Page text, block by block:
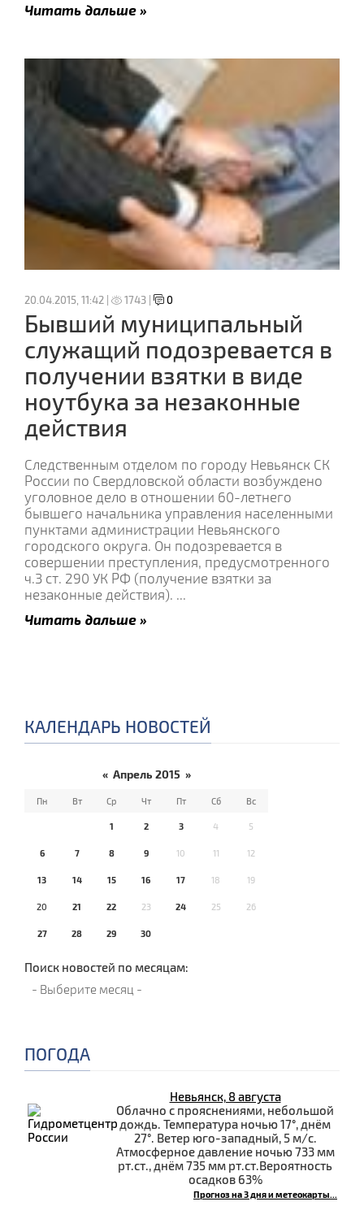
Читать дальше »
20.04.2015, 11:42 | 1743 | 0
Бывший муниципальный
служащий подозревается в
получении взятки в виде
ноутбука за незаконные
действия
Следственным отделом по городу Невьянск СК
России по Свердловской области возбуждено
уголовное дело в отношении 60-летнего
бывшего начальника управления населенными
пунктами администрации Невьянского
городского округа. Он подозревается в
совершении преступления, предусмотренного
ч.3 ст. 290 УК РФ (получение взятки за
незаконные действия). ...
Читать дальше »
КАЛЕНДАРЬ НОВОСТЕЙ
« Апрель 2015 »
Пн Вт Ср Чт Пт Сб Вс
1 2 3 4 5
6 7 8 9 10 11 12
13 14 15 16 17 18 19
20 21 22 23 24 25 26
27 28 29 30
Поиск новостей по месяцам:
ПОГОДА
Невьянск, 8 августа
Облачно с прояснениями, небольшой
дождь. Температура ночью 17°, днём
27°. Ветер юго-западный, 5 м/с.
Атмосферное давление ночью 733 мм
рт.ст., днём 735 мм рт.ст.Вероятность
осадков 63%
Прогноз на 3 дня и метеокарты...